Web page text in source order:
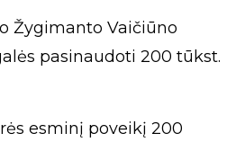
Žygimanto Vaičiūno
pasinaudoti 200 tūkst.
esminį poveikį 200